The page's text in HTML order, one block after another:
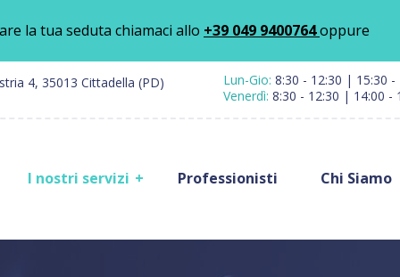
4, 35013 Cittadella (PD) Lun-Gio: 8:30 - 12:30 | 15:30 -
Venerdì: 8:30 - 12:30 | 14:00 -
I nostri servizi
Gomito
Professionisti Chi Siamo
la tua seduta chiamaci allo +39 049 9400764oppure